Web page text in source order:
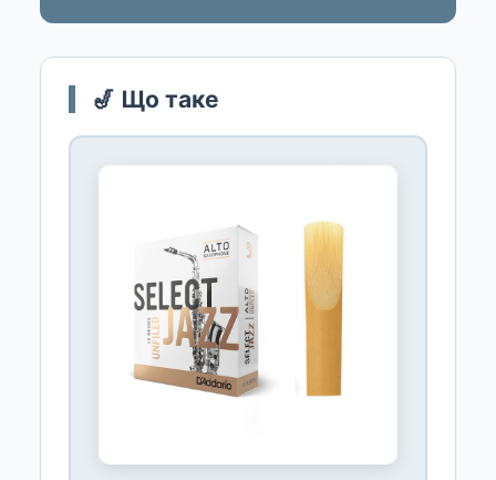
🎷 Що таке